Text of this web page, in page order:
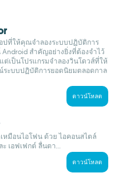
ปที่ให้คุณจำลองระบบปฏิบัติการ
สำคัญอย่างยิ่งที่ต้องจำไว้
ต่เป็นโปรแกรมจำลองวินโดวส์ที่ให้
ะบบปฏิบัติการยอดนิยมตลอดกาล
ดาวน์โหลด
หมือนไอโฟน ด้วย ไอคอนสไตล์
ะ เอฟเฟกต์ ลื่นตา...
ดาวน์โหลด